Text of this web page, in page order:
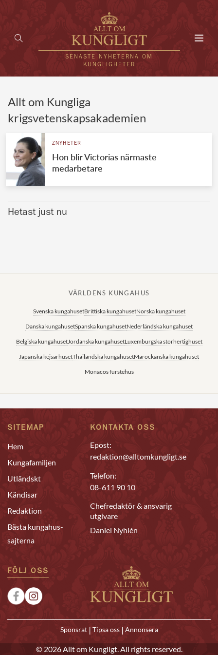
SENASTE NYHETERNA OM
KUNGLIGHETER
KUNGAFAMILJEN
KÄNDISAR
VÄRLDENS KUNGAHUS
Svenska kungahuset
Japanska kejsarhuset
Thailändska kungahuset
Allt om Kungliga
krigsvetenskapsakademien
ZNYHETER
Hon blir Victorias närmaste
medarbetare
Hetast just nu
VÄRLDENS KUNGAHUS
Svenska kungahusetBrittiska kungahusetNorska kungahuset
Danska kungahusetSpanska kungahusetNederländska kungahuset
Belgiska kungahusetJordanska kungahusetLuxemburgska storhertighuset
Japanska kejsarhusetThailändska kungahusetMarockanska kungahuset
Monacos furstehus
SITEMAP
Hem
Kungafamiljen
Utländskt
Kändisar
Redaktion
Bästa kungahus-
sajterna
KONTAKTA OSS
Epost:
redaktion@alltomkungligt.se
Telefon:
08-611 90 10
Chefredaktör & ansvarig
utgivare
Daniel Nyhlén
FÖLJ OSS
Sponsrat | Tipsa oss | Annonsera
© 2026 Allt om Kungligt. All rights reserved.